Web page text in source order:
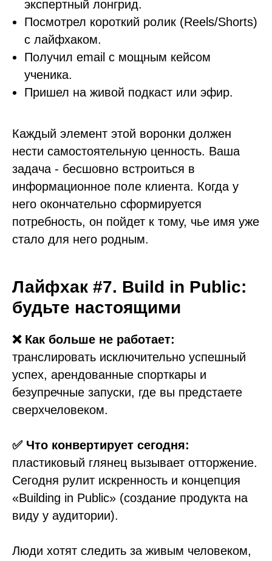
экспертный лонгрид.
Посмотрел короткий ролик (Reels/Shorts)
с лайфхаком.
Получил email с мощным кейсом
ученика.
Пришел на живой подкаст или эфир.
Каждый элемент этой воронки должен
нести самостоятельную ценность. Ваша
задача - бесшовно встроиться в
информационное поле клиента. Когда у
него окончательно сформируется
потребность, он пойдет к тому, чье имя уже
стало для него родным.
Лайфхак #7. Build in Public:
будьте настоящими
❌ Как больше не работает:
транслировать исключительно успешный
успех, арендованные спорткары и
безупречные запуски, где вы предстаете
сверхчеловеком.
✅ Что конвертирует сегодня:
пластиковый глянец вызывает отторжение.
Сегодня рулит искренность и концепция
«Building in Public» (создание продукта на
виду у аудитории).
Люди хотят следить за живым человеком,